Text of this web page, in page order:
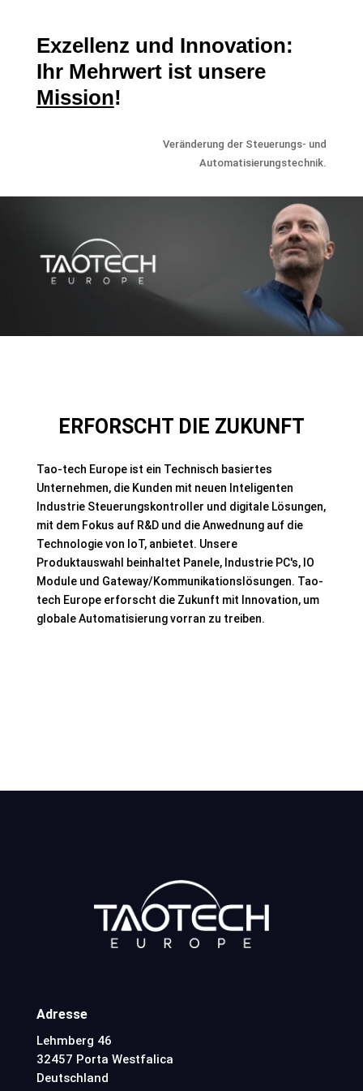
Exzellenz und Innovation:
Ihr Mehrwert ist unsere
Mission!
Veränderung der Steuerungs- und
Automatisierungstechnik.
ERFORSCHT DIE ZUKUNFT
Tao-tech Europe ist ein Technisch basiertes
Unternehmen, die Kunden mit neuen Inteligenten
Industrie Steuerungskontroller und digitale Lösungen,
mit dem Fokus auf R&D und die Anwednung auf die
Technologie von IoT, anbietet. Unsere
Produktauswahl beinhaltet Panele, Industrie PC's, IO
Module und Gateway/Kommunikationslösungen. Tao-
tech Europe erforscht die Zukunft mit Innovation, um
globale Automatisierung vorran zu treiben.
Adresse
Lehmberg 46
32457 Porta Westfalica
Deutschland